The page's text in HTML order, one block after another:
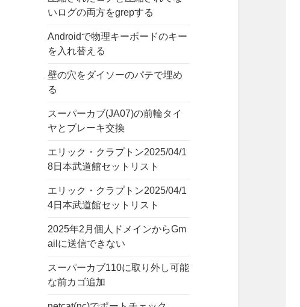
いログの両方をgrepする
Androidで物理キーボードのキー
を入れ替える
壁の穴をダイソーのパテで埋め
る
スーパーカブ(JA07)の前輪タイ
ヤとブレーキ交換
エリック・クラプトン2025/04/1
8日本武道館セットリスト
エリック・クラプトン2025/04/1
4日本武道館セットリスト
2025年2月個人ドメインからGm
ailに送信できない
スーパーカブ110に取り外し可能
な前カゴ追加